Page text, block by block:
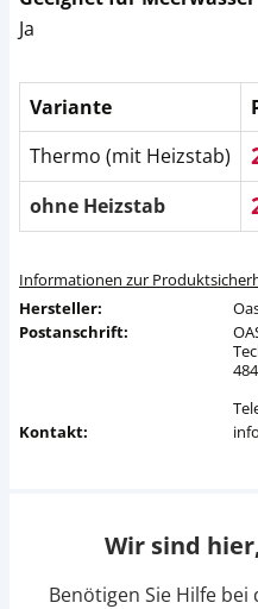
Ja
Variante
Thermo (mit Heizstab)
ohne Heizstab
Informationen zur
Hersteller:
Postanschrift:
Kontakt:
Wir sind
Benötigen Sie Hilfe